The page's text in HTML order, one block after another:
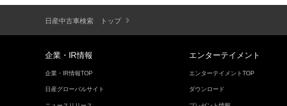
日産中古車検索 トップ
企業・IR情報
企業・IR情報TOP
日産グローバルサイト
エンターテイメント
エンターテイメントTOP
ダウンロード